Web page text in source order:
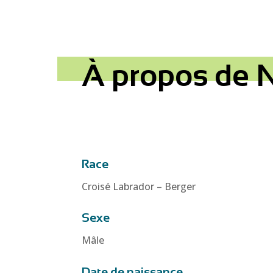
À propos de
Race
Croisé Labrador – Berger
Sexe
Mâle